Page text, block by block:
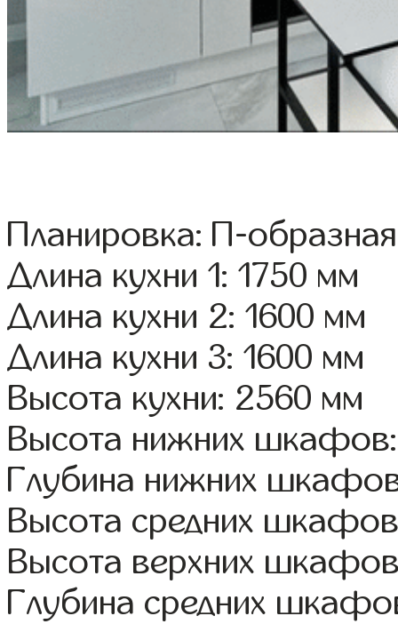
Планировка: П-образная
Длина кухни 1: 1750 мм
Длина кухни 2: 1600 мм
Длина кухни 3: 1600 мм
Высота кухни: 2560 мм
Высота нижних
Глубина нижних
Высота средних
Высота верхних
Глубина средних